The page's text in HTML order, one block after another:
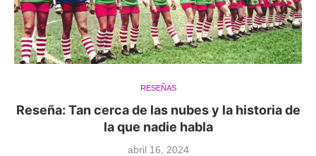
RESEÑAS
Reseña: Tan cerca de las nubes y la historia de
la que nadie habla
abril 16, 2024